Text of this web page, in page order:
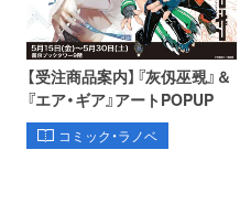
【受注商品案内】『灰仭巫覡』＆
『エア・ギア』アートPOPUP
コミック・ラノベ